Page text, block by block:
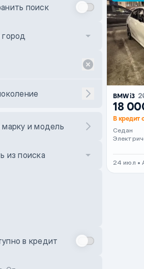
поиск
и модель
из поиска
в кредит
BMW i3
18
В кредит
Седан
24 июл •